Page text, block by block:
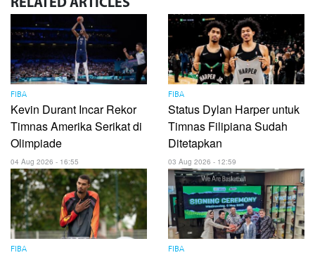
RELATED ARTICLES
FIBA
Kevin Durant Incar Rekor
Timnas Amerika Serikat di
Olimpiade
04 Aug 2026 - 16:55
FIBA
Status Dylan Harper untuk
Timnas Filipiana Sudah
Ditetapkan
03 Aug 2026 - 12:59
FIBA FIBA